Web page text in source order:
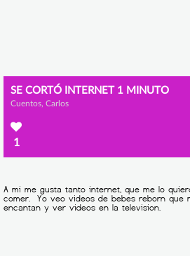
SE CORTÓ INTERNET 1 MINUTO
Cuentos, Carlos
1